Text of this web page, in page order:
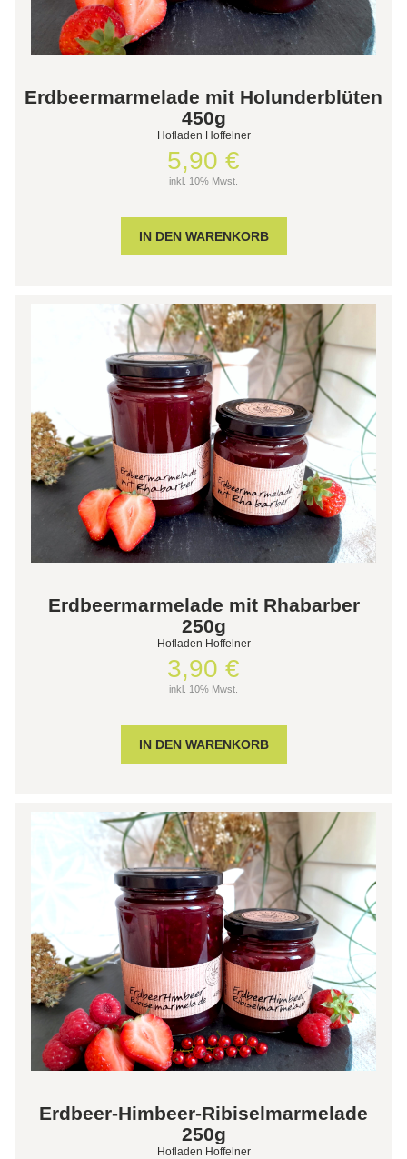
Erdbeermarmelade mit Holunderblüten
450g
Hofladen Hoffelner
5,90 €
inkl. 10% Mwst.
Erdbeermarmelade mit Rhabarber
250g
Hofladen Hoffelner
3,90 €
inkl. 10% Mwst.
Erdbeer-Himbeer-Ribiselmarmelade
250g
Hofladen Hoffelner